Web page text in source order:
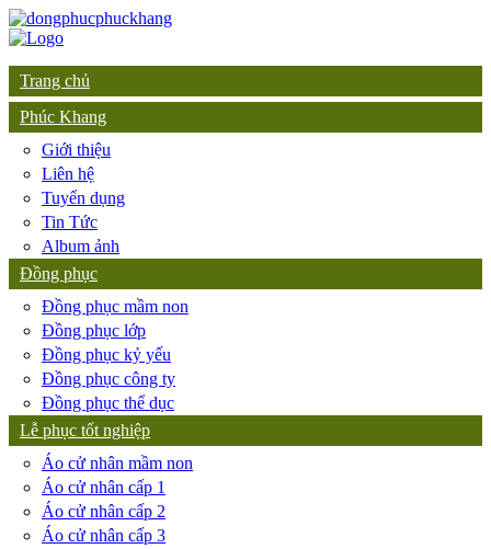
Trang chủ
Phúc Khang
Giới thiệu
Liên hệ
Tuyển dụng
Tin Tức
Album ảnh
Đồng phục
Đồng phục mầm non
Đồng phục lớp
Đồng phục kỷ yếu
Đồng phục công ty
Đồng phục thể dục
Lễ phục tốt nghiệp
Áo cử nhân mầm non
Áo cử nhân cấp 1
Áo cử nhân cấp 2
Áo cử nhân cấp 3